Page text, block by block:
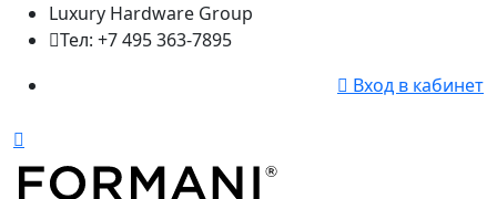
Luxury Hardware Group
Тел: +7 495 363-7895
Вход в кабинет